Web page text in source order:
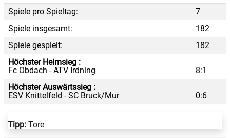
Spiele pro Spieltag:
7
Spiele insgesamt:
182
Spiele gespielt:
182
Höchster Heimsieg :
Fc Obdach - ATV Irdning
8:1
Höchster Auswärtssieg :
ESV Knittelfeld - SC Bruck/Mur
0:6
Tipp: Tore